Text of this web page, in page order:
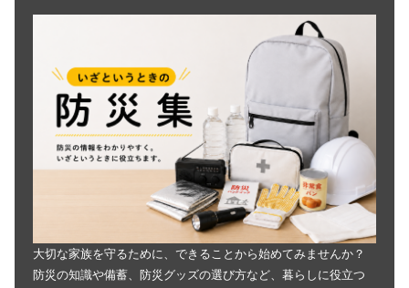
大切な家族を守るために、できることから始めてみませんか？
防災の知識や備蓄、防災グッズの選び方など、暮らしに役立つ